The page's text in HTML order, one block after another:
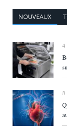
NOUVEAUX
4
8